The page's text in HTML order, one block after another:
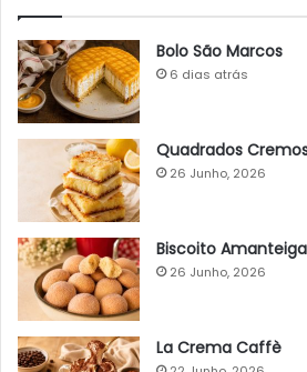
Bolo São Marcos
6 dias atrás
Quadrados
26 Junho, 2026
Biscoito
26 Junho, 2026
La Crema Caffè